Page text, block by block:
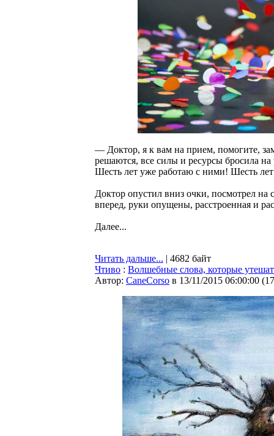
— Доктор, я к вам на прием, помогите,
решаются, все силы и ресурсы бросила
Шесть лет уже работаю с ними! Шесть
Доктор опустил вниз очки, посмотрел
вперед, руки опущены, расстроенная и
Далее...
Читать дальше... | 4682 байт
Чтиво : Волшебные слова, которые
Автор: CaneCorso в 13/11/2015 06:00:00 (